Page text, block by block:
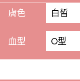
膚色 白皙
血型 O型